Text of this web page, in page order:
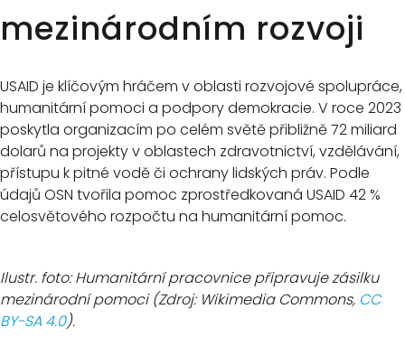
mezinárodním rozvoji
USAID je klíčovým hráčem v oblasti rozvojové spolupráce,
humanitární pomoci a podpory demokracie. V roce 2023
poskytla organizacím po celém světě přibližně 72 miliard
dolarů na projekty v oblastech zdravotnictví, vzdělávání,
přístupu k pitné vodě či ochrany lidských práv. Podle
údajů OSN tvořila pomoc zprostředkovaná USAID 42 %
celosvětového rozpočtu na humanitární pomoc.
Ilustr. foto: Humanitární pracovnice připravuje zásilku
mezinárodní pomoci (Zdroj: Wikimedia Commons, CC
BY-SA 4.0).